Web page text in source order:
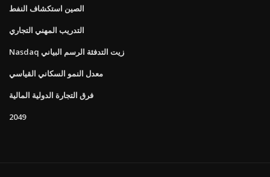
الصين استكشاف النفط
التدريب المهني التجاري
Nasdaq زيت التدفئة الرسم البياني
معدل النمو السكاني القياسي
فرق التجارة الدولية المالية
2049